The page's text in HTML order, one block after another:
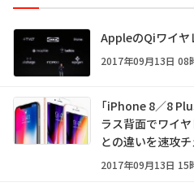
AppleのQiワイヤ
2017年09月13日 08
「iPhone 8／8
ラス背面でワイ
との違いを速攻
2017年09月13日 15